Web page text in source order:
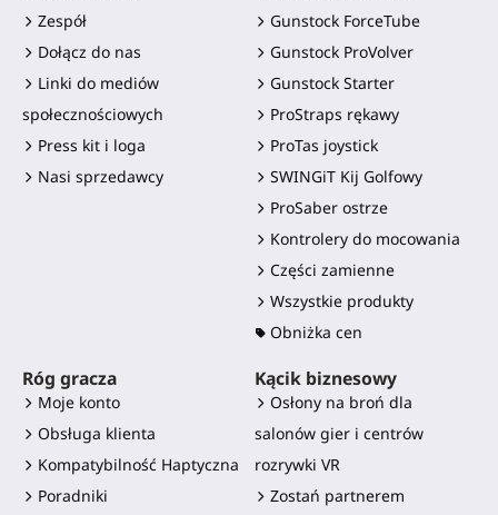
Zespół
Dołącz do nas
Linki do mediów
społecznościowych
Press kit i loga
Nasi sprzedawcy
Gunstock ForceTube
Gunstock ProVolver
Gunstock Starter
ProStraps rękawy
ProTas joystick
SWINGiT Kij Golfowy
ProSaber ostrze
Kontrolery do mocowania
Części zamienne
Wszystkie produkty
Obniżka cen
Róg gracza
Moje konto
Obsługa klienta
Kompatybilność Haptyczna
Poradniki
Kącik biznesowy
Osłony na broń dla
salonów gier i centrów
rozrywki VR
Zostań partnerem